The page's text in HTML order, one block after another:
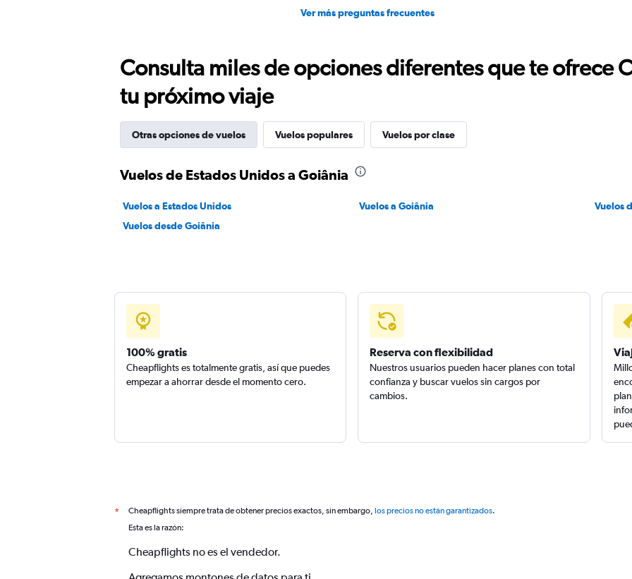
Ver más preguntas frecuentes
Consulta miles de opciones diferentes que te ofrece
tu próximo viaje
Otras opciones de vuelos Vuelos populares Vuelos por clase
Vuelos de Estados Unidos a Goiânia
Vuelos a Estados Unidos Vuelos a Goiânia
Vuelos
Vuelos desde Goiânia
100% gratis
Cheapflights es totalmente gratis, así que puedes
empezar a ahorrar desde el momento cero.
Reserva con flexibilidad
Nuestros usuarios pueden hacer planes con total
confianza y buscar vuelos sin cargos por
cambios.
* Cheapflights siempre trata de obtener precios exactos, sin embargo, los precios no están garantizados.
Esta es la razón:
Cheapflights no es el vendedor.